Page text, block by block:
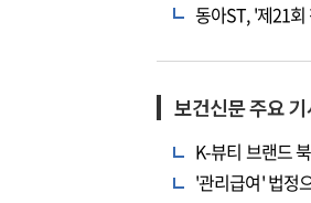
동아ST, '제21
보건신문 주요
K-뷰티 브랜드
'관리급여' 법정